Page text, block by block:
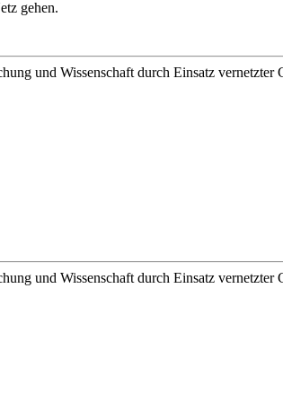
gehen.
und Wissenschaft durch Einsatz vernetzter
und Wissenschaft durch Einsatz vernetzter